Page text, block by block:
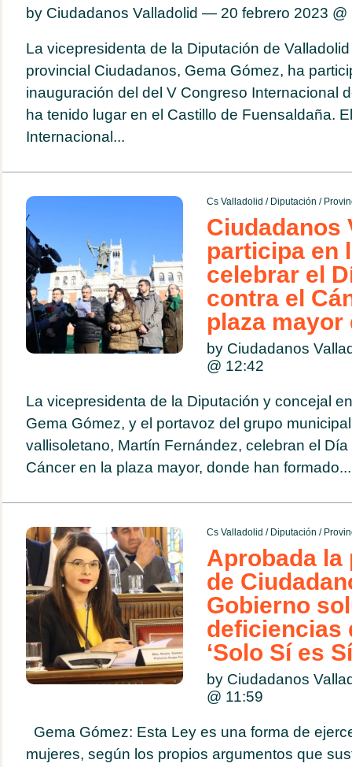
by Ciudadanos Valladolid — 20 febrero 2023 @
La vicepresidenta de la Diputación de
provincial Ciudadanos, Gema Gómez, ha
inauguración del del V Congreso Internacional
ha tenido lugar en el Castillo de Fuensaldaña.
Internacional...
Cs Valladolid / Diputación /
Ciudadanos
participa en
celebrar el
contra el
plaza mayor
by Ciudadanos
@ 12:42
La vicepresidenta de la Diputación y concejal
Gema Gómez, y el portavoz del grupo
vallisoletano, Martín Fernández, celebran el
Cáncer en la plaza mayor, donde han formado...
Cs Valladolid / Diputación /
Aprobada
de
Gobierno
deficiencias
‘Solo Sí es
by Ciudadanos
@ 11:59
Gema Gómez: Esta Ley es una forma de
mujeres, según los propios argumentos que